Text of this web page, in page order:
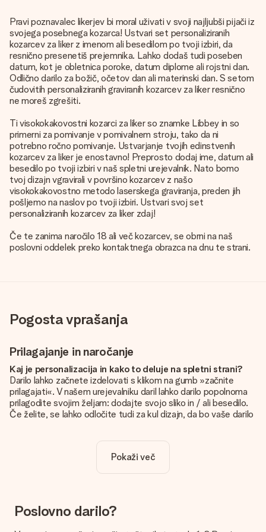
Pravi poznavalec likerjev bi moral uživati v svoji najljubši pijači iz
svojega posebnega kozarca! Ustvari set personaliziranih
kozarcev za liker z imenom ali besedilom po tvoji izbiri, da
resnično presenetiš prejemnika. Lahko dodaš tudi poseben
datum, kot je obletnica poroke, datum diplome ali rojstni dan.
Odlično darilo za božič, očetov dan ali materinski dan. S setom
čudovitih personaliziranih graviranih kozarcev za liker resnično
ne moreš zgrešiti.
Ti visokokakovostni kozarci za liker so znamke Libbey in so
primerni za pomivanje v pomivalnem stroju, tako da ni
potrebno ročno pomivanje. Ustvarjanje tvojih edinstvenih
kozarcev za liker je enostavno! Preprosto dodaj ime, datum ali
besedilo po tvoji izbiri v naš spletni urejevalnik. Nato bomo
tvoj dizajn vgravirali v površino kozarcev z našo
visokokakovostno metodo laserskega graviranja, preden jih
pošljemo na naslov po tvoji izbiri. Ustvari svoj set
personaliziranih kozarcev za liker zdaj!
Če te zanima naročilo 18 ali več kozarcev, se obrni na naš
poslovni oddelek preko kontaktnega obrazca na dnu te strani.
Pogosta vprašanja
Prilagajanje in naročanje
Kaj je personalizacija in kako to deluje na spletni strani?
Darilo lahko začnete izdelovati s klikom na gumb »začnite
prilagajati«. V našem urejevalniku daril lahko darilo popolnoma
prilagodite svojim željam: dodajte svojo sliko in / ali besedilo.
Če želite, se lahko odločite tudi za kul dizajn, da bo vaše darilo
Je personalizacija vključena v ceno?
Cena, prikazana na spletnem mestu, vključuje personalizacijo
vašega darila. Lepo in jasno!
Želimo poskrbeti, da boste z darilom popolnoma zadovoljni.
Zato je pomembno, da uporabljamo visokokakovostne
Pokaži več
Poslovno darilo?